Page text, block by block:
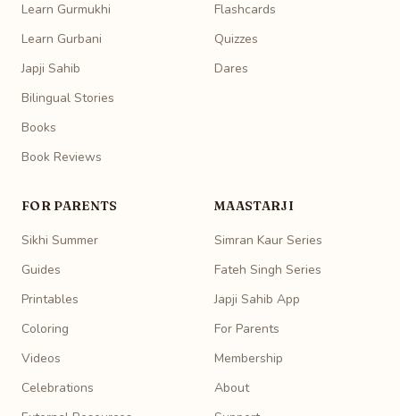
Learn Gurmukhi
Learn Gurbani
Japji Sahib
Bilingual Stories
Books
Book Reviews
Flashcards
Quizzes
Dares
FOR PARENTS
Sikhi Summer
Guides
Printables
Coloring
Videos
Celebrations
MAASTARJI
Simran Kaur Series
Fateh Singh Series
Japji Sahib App
For Parents
Membership
About